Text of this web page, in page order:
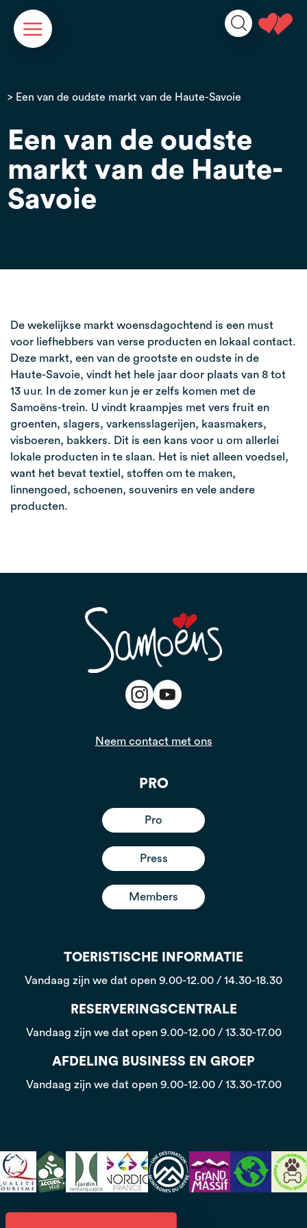
> Een van de oudste markt van de Haute-Savoie
Een van de oudste
markt van de Haute-
Savoie
De wekelijkse markt woensdagochtend is een must
voor liefhebbers van verse producten en lokaal contact.
Deze markt, een van de grootste en oudste in de
Haute-Savoie, vindt het hele jaar door plaats van 8 tot
13 uur. In de zomer kun je er zelfs komen met de
Samoëns-trein. U vindt kraampjes met vers fruit en
groenten, slagers, varkensslagerijen, kaasmakers,
visboeren, bakkers. Dit is een kans voor u om allerlei
lokale producten in te slaan. Het is niet alleen voedsel,
want het bevat textiel, stoffen om te maken,
linnengoed, schoenen, souvenirs en vele andere
producten.
Neem contact met ons
PRO
Pro
Press
Members
TOERISTISCHE INFORMATIE
Vandaag zijn we dat open 9.00-12.00 / 14.30-18.30
RESERVERINGSCENTRALE
Vandaag zijn we dat open 9.00-12.00 / 13.30-17.00
AFDELING BUSINESS EN GROEP
Vandaag zijn we dat open 9.00-12.00 / 13.30-17.00
Cookies beheer paneel